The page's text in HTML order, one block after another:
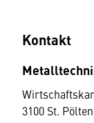
Kontakt
3100 St. Pölten